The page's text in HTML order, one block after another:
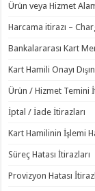
Ürün veya Hizmet
Harcama itirazı –
Bankalararası Kart
Kart Hamili Onayı
Ürün / Hizmet Temini
İptal / İade İtirazları
Kart Hamilinin İşlemi
Süreç Hatası İtirazları
Provizyon Hatası